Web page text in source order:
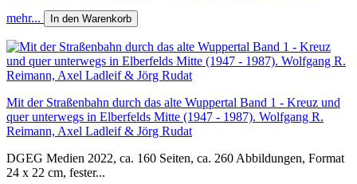
mehr... In den Warenkorb
Mit der Straßenbahn durch das alte Wuppertal Band 1 - Kreuz und
quer unterwegs in Elberfelds Mitte (1947 - 1987). Wolfgang R.
Reimann, Axel Ladleif & Jörg Rudat
DGEG Medien 2022, ca. 160 Seiten, ca. 260 Abbildungen, Format
24 x 22 cm, fester...